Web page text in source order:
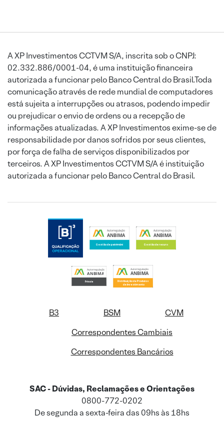
A XP Investimentos CCTVM S/A, inscrita sob o CNPJ:
02.332.886/0001-04, é uma instituição financeira
autorizada a funcionar pelo Banco Central do Brasil.Toda
comunicação através de rede mundial de computadores
está sujeita a interrupções ou atrasos, podendo impedir
ou prejudicar o envio de ordens ou a recepção de
informações atualizadas. A XP Investimentos exime-se de
responsabilidade por danos sofridos por seus clientes,
por força de falha de serviços disponibilizados por
terceiros. A XP Investimentos CCTVM S/A é instituição
autorizada a funcionar pelo Banco Central do Brasil.
B3 BSM
CVM
Correspondentes Cambiais
Correspondentes Bancários
SAC - Dúvidas, Reclamações e Orientações
0800-772-0202
De segunda a sexta-feira das 09hs às 18hs